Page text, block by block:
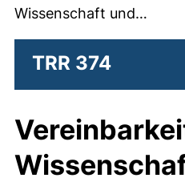
Wissenschaft und…
TRR 374